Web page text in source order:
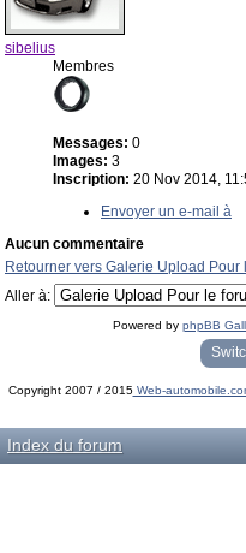
sibelius
Membres
Messages: 0
Images: 3
Inscription: 20 Nov 2014,
Envoyer un e-mail à
Aucun commentaire
Retourner vers Galerie Upload Pour
Aller à:
Powered by phpBB
« phpBB Gallery » - Traduction
Copyright 2007 / 2015Web-
Index du forum